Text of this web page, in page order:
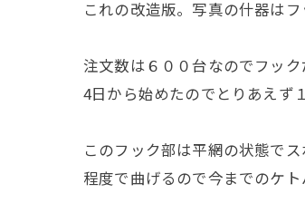
これの改造版。写真の什器は
注文数は６００台なのでフッ
4日から始めたのでとりあえず
このフック部は平網の状態で
程度で曲げるので今までのケ